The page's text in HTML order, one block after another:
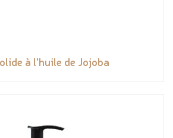
à l'huile de Jojoba